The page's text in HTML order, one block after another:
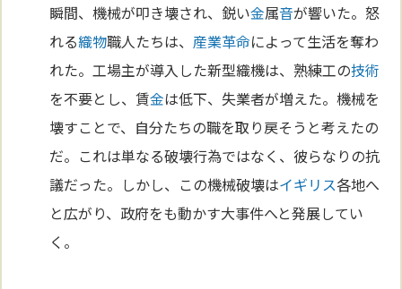
瞬間、機械が叩き壊され、鋭い金属音が響いた。怒
れる織物職人たちは、産業革命によって生活を奪わ
れた。工場主が導入した新型織機は、熟練工の技術
を不要とし、賃金は低下、失業者が増えた。機械を
壊すことで、自分たちの職を取り戻そうと考えたの
だ。これは単なる破壊行為ではなく、彼らなりの抗
議だった。しかし、この機械破壊はイギリス各地へ
と広がり、政府をも動かす大事件へと発展してい
く。